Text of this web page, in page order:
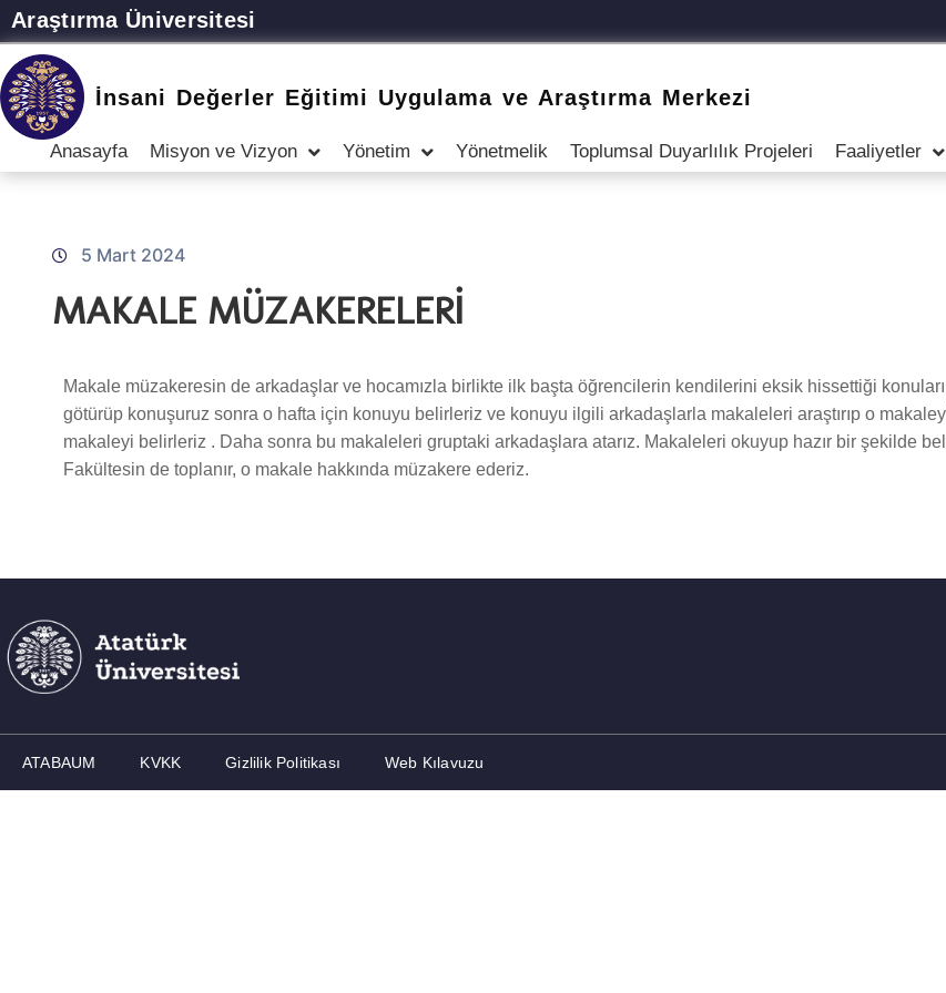
Araştırma Üniversitesi
İnsani Değerler Eğitimi Uygulama ve Araştırma Merkezi
Anasayfa Misyon ve Vizyon Yönetim Yönetmelik Toplumsal Duyarlılık Projeleri Faaliyetler
5 Mart 2024
MAKALE MÜZAKERELERİ
Makale müzakeresin de arkadaşlar ve hocamızla birlikte ilk başta öğrencilerin kendilerini eksik hissettiği
götürüp konuşuruz sonra o hafta için konuyu belirleriz ve konuyu ilgili arkadaşlarla makaleleri araştırıp o
makaleyi belirleriz . Daha sonra bu makaleleri gruptaki arkadaşlara atarız. Makaleleri okuyup hazır bir şekilde
Fakültesin de toplanır, o makale hakkında müzakere ederiz.
ATABAUM KVKK Gizlilik Politikası Web Kılavuzu